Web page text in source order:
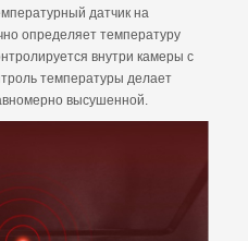
датчик на
определяет температуру
внутри камеры с
температуры делает
высушенной.